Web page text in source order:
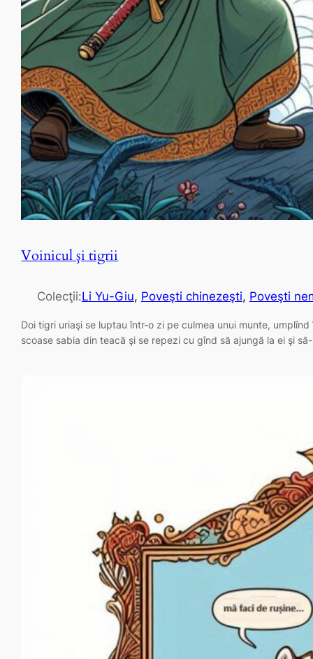
Voinicul şi tigrii
Colecţii:Li Yu-Giu, Poveşti chinezeşti, Poveşti
Doi tigri uriaşi se luptau într-o zi pe culmea unui munte,
scoase sabia din teacă şi se repezi cu gînd să ajungă la ei şi